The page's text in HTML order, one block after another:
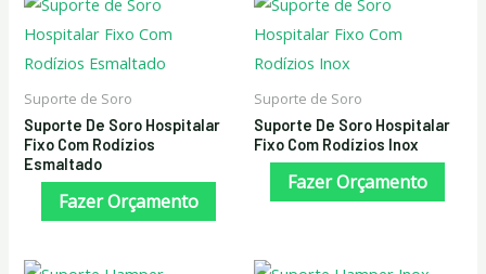
Suporte de Soro
Suporte De Soro Hospitalar
Fixo Com Rodízios
Esmaltado
Fazer Orçamento
Suporte de Soro
Suporte De Soro Hospitalar
Fixo Com Rodízios Inox
Fazer Orçamento